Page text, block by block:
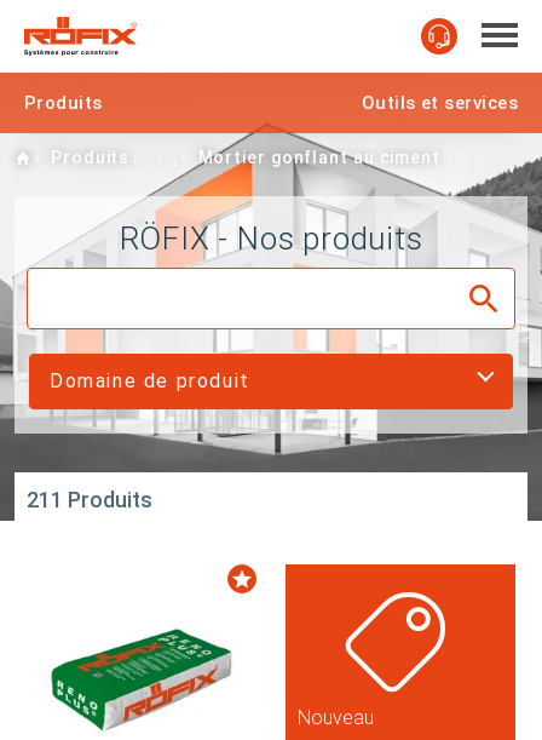
Produits Outils et services
Home
Produits Mortier gonflant au ciment
RÖFIX - Nos produits
Domaine de produit
211 Produits
Nouveau